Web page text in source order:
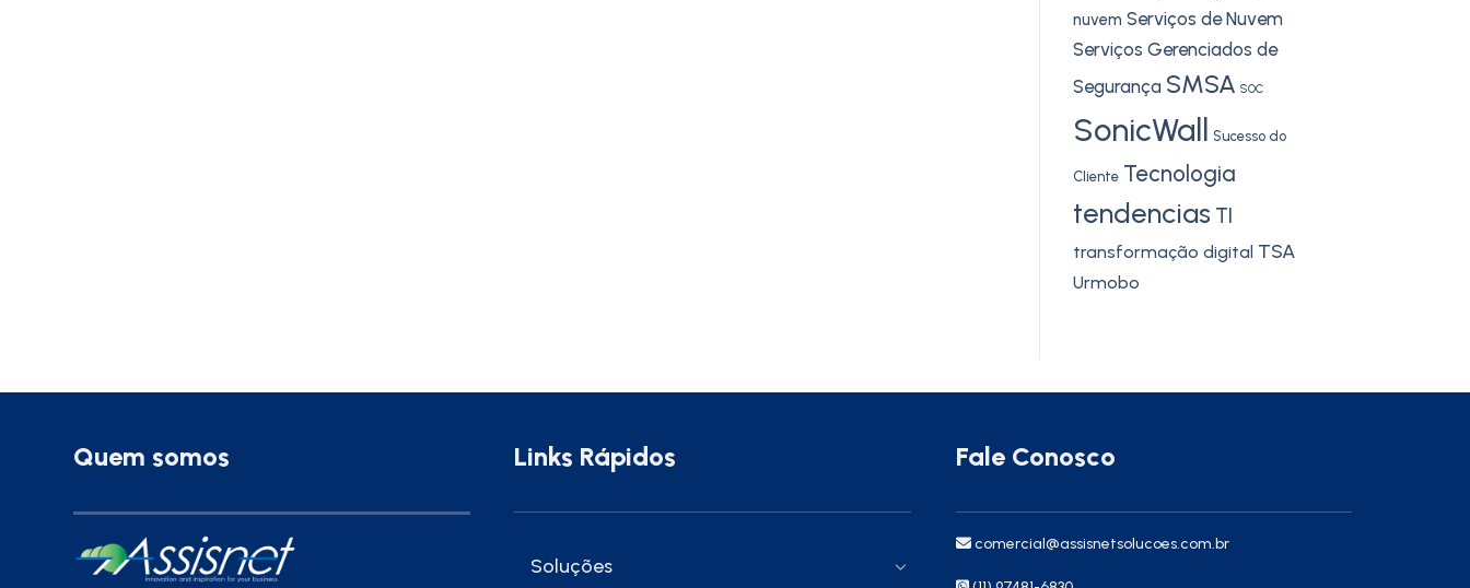
nuvem Serviços de Nuvem
Serviços Gerenciados de
Segurança SMSA SOC
SonicWall Sucesso do
Cliente Tecnologia
tendencias TI
transformação digital TSA
Urmobo
Quem somos Links Rápidos
Soluções
Fale Conosco
comercial@assisnetsolucoes.com.br